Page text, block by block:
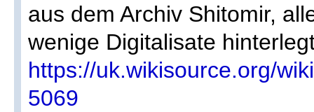
aus dem Archiv Shitomir,
wenige Digitalisate
https://uk.wikisource.org/
5069